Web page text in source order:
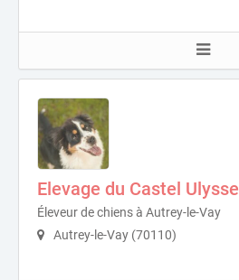
Elevage du Castel Ulysse
Éleveur de chiens à Autrey-le-Vay
Autrey-le-Vay (70110)